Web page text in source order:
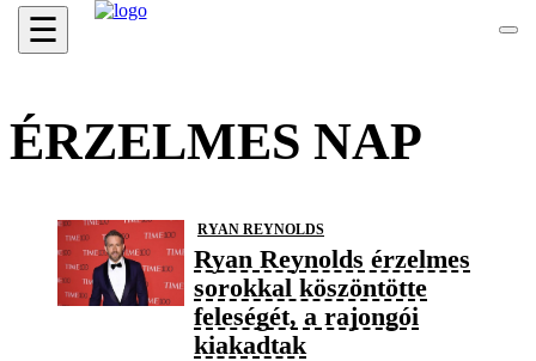
☰
ÉRZELMES NAP
RYAN REYNOLDS
Ryan Reynolds érzelmes
sorokkal köszöntötte
feleségét, a rajongói
kiakadtak